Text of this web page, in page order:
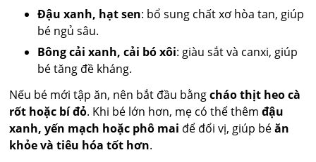
Đậu xanh, hạt sen: bổ sung chất xơ hòa tan, giúp
bé ngủ sâu.
Bông cải xanh, cải bó xôi: giàu sắt và canxi, giúp
bé tăng đề kháng.
Nếu bé mới tập ăn, nên bắt đầu bằngcháo thịt heo cà
rốt hoặc bí đỏ. Khi bé lớn hơn, mẹ có thể thêmđậu
xanh, yến mạch hoặc phô mai để đổi vị, giúp béăn
khỏe và tiêu hóa tốt hơn.